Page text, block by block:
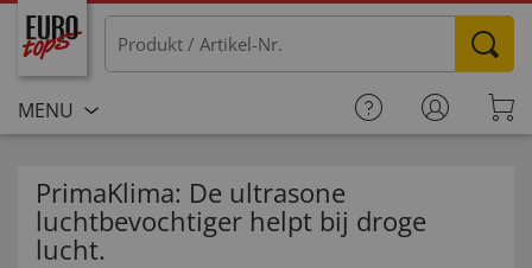
MENU
PrimaKlima: De ultrasone
luchtbevochtiger helpt bij droge
lucht.